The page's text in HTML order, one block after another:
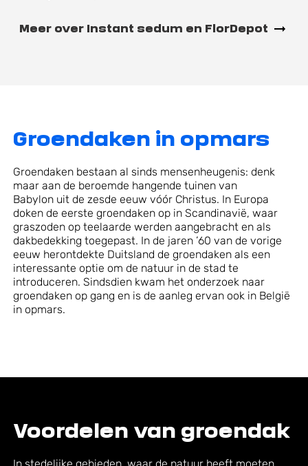
Meer over Instant sedum en FlorDepot
Groendaken in opmars
Groendaken bestaan al sinds mensenheugenis: denk
maar aan de beroemde hangende tuinen van
Babylon uit de zesde eeuw vóór Christus. In Europa
doken de eerste groendaken op in Scandinavië, waar
graszoden op teelaarde werden aangebracht en als
dakbedekking toegepast. In de jaren ’60 van de vorige
eeuw herontdekte Duitsland de groendaken als een
interessante optie om de natuur in de stad te
introduceren. Sindsdien kwam het onderzoek naar
groendaken op gang en is de aanleg ervan ook in België
in opmars.
Voordelen van groendak
In stedelijke gebieden, waarde natuur heeft moeten